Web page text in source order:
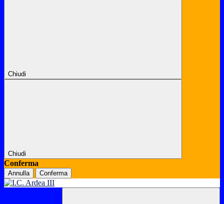
Chiudi
Chiudi
Conferma
Annulla Conferma